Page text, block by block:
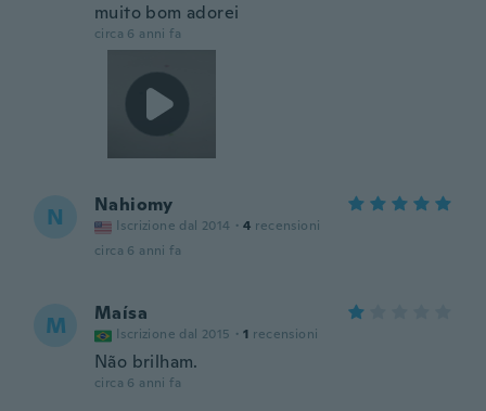
muito bom adorei
circa 6 anni fa
N Nahiomy
Iscrizione dal 2014 · 4 recensioni
circa 6 anni fa
M Maísa
Iscrizione dal 2015 · 1 recensioni
Não brilham.
circa 6 anni fa